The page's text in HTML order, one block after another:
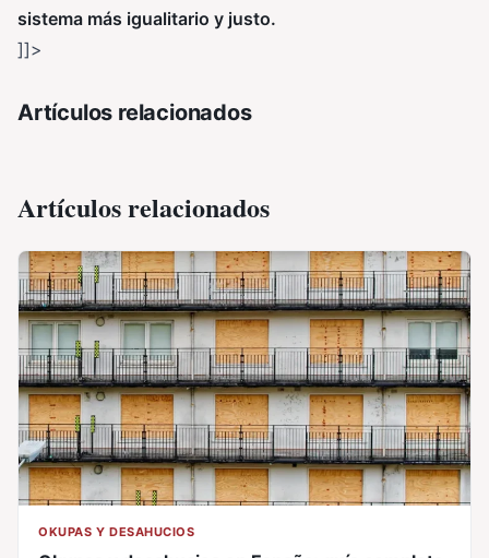
sistema más igualitario y justo.
]]>
Artículos relacionados
Artículos relacionados
OKUPAS Y DESAHUCIOS